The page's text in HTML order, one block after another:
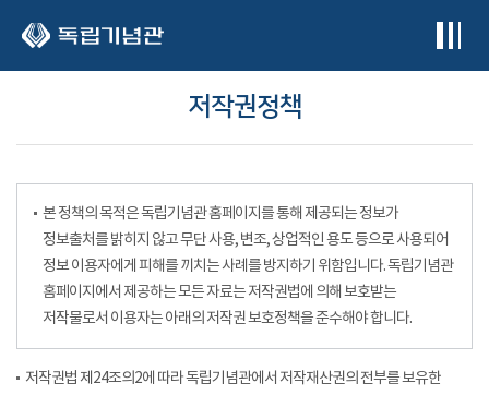
저작권정책
본 정책의 목적은 독립기념관 홈페이지를 통해 제공되는 정보가
정보출처를 밝히지 않고 무단 사용, 변조, 상업적인 용도 등으로 사용되어
정보 이용자에게 피해를 끼치는 사례를 방지하기 위함입니다. 독립기념관
홈페이지에서 제공하는 모든 자료는 저작권법에 의해 보호받는
저작물로서 이용자는 아래의 저작권 보호정책을 준수해야 합니다.
저작권법 제24조의2에 따라 독립기념관에서 저작재산권의 전부를 보유한